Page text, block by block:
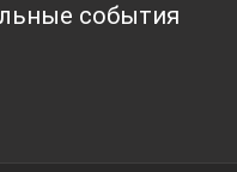
события